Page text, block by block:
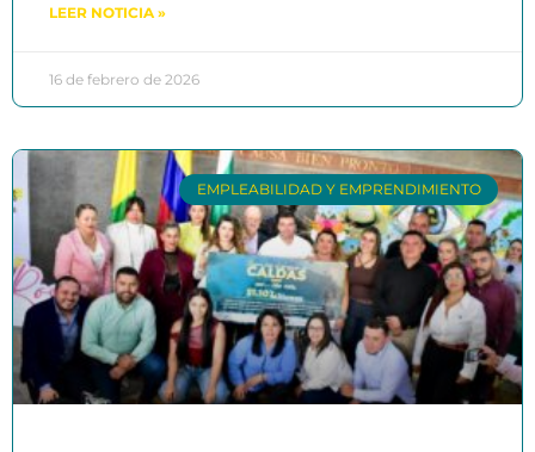
LEER NOTICIA »
16 de febrero de 2026
EMPLEABILIDAD Y EMPRENDIMIENTO